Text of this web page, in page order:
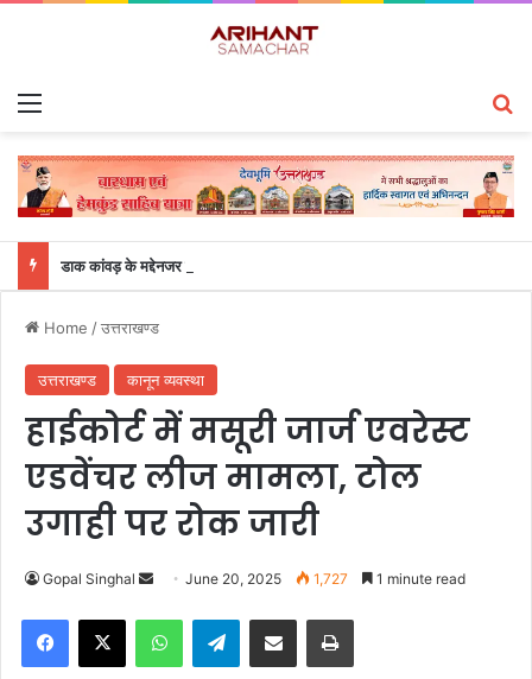
Home /उत्तराखण्ड
उत्तराखण्ड कानून व्यवस्था
हाईकोर्ट में मसूरी जार्ज एवरेस्ट
एडवेंचर लीज मामला, टोल
उगाही पर रोक जारी
Gopal Singhal
n
d
June 20, 2025 1,727 1 minute read
Telegram